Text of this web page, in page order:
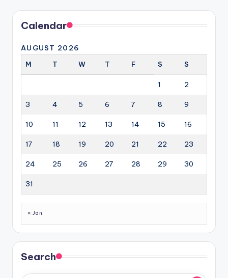
Calendar
AUGUST 2026
M
T W T F S S
1 2
3 4 5 6 7 8 9
10 11 12 13 14 15 16
17 18 19 20 21 22 23
24 25 26 27 28 29 30
31
« Jan
Search